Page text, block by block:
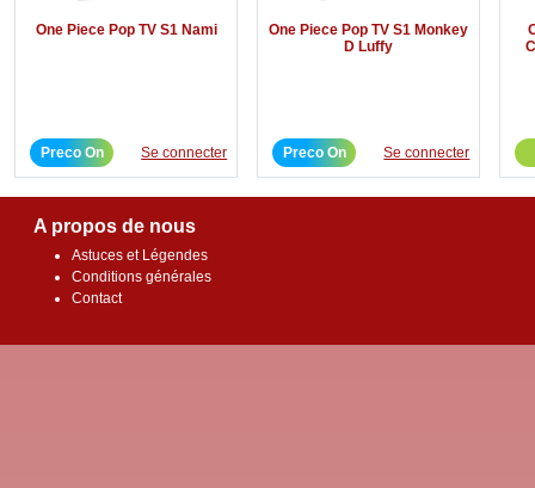
One Piece Pop TV S1 Nami
Preco On Se connecter
One Piece Pop TV S1 Monkey
D Luffy
Preco On Se connecter
A propos de nous
Astuces et Légendes
Conditions générales
Contact